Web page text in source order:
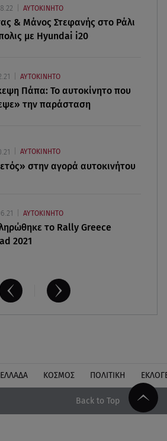
ευρώ
αξεσουάρ για περιπετειώδεις
ΑΥΤΟΚΙΝΗΤΟ
& Μάνος Στεφανής στο Ράλι
με Hyundai i20
ΑΥΤΟΚΙΝΗΤΟ
Πάπα: Το αυτοκίνητο που
την παράσταση
ΑΥΤΟΚΙΝΗΤΟ
στην αγορά αυτοκινήτου
ΑΥΤΟΚΙΝΗΤΟ
το Rally Greece
2021
ΕΛΛΑΔΑ ΚΟΣΜΟΣ ΠΟΛΙΤΙΚΗ
Back to Top